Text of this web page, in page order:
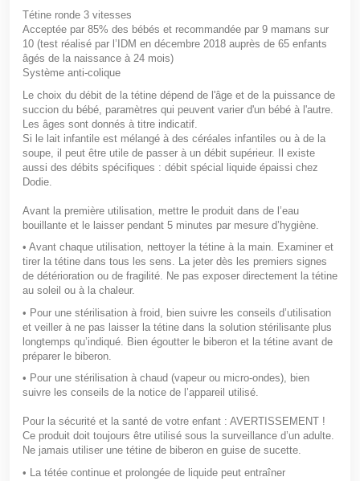
Tétine ronde 3 vitesses
Acceptée par 85% des bébés et recommandée par 9 mamans sur
10 (test réalisé par l’IDM en décembre 2018 auprès de 65 enfants
âgés de la naissance à 24 mois)
Système anti-colique
Le choix du débit de la tétine dépend de l'âge et de la puissance de
succion du bébé, paramètres qui peuvent varier d'un bébé à l'autre.
Les âges sont donnés à titre indicatif.
Si le lait infantile est mélangé à des céréales infantiles ou à de la
soupe, il peut être utile de passer à un débit supérieur. Il existe
aussi des débits spécifiques : débit spécial liquide épaissi chez
Dodie.
Avant la première utilisation, mettre le produit dans de l’eau
bouillante et le laisser pendant 5 minutes par mesure d’hygiène.
• Avant chaque utilisation, nettoyer la tétine à la main. Examiner et
tirer la tétine dans tous les sens. La jeter dès les premiers signes
de détérioration ou de fragilité. Ne pas exposer directement la tétine
au soleil ou à la chaleur.
• Pour une stérilisation à froid, bien suivre les conseils d’utilisation
et veiller à ne pas laisser la tétine dans la solution stérilisante plus
longtemps qu’indiqué. Bien égoutter le biberon et la tétine avant de
préparer le biberon.
• Pour une stérilisation à chaud (vapeur ou micro-ondes), bien
suivre les conseils de la notice de l’appareil utilisé.
Pour la sécurité et la santé de votre enfant : AVERTISSEMENT !
Ce produit doit toujours être utilisé sous la surveillance d’un adulte.
Ne jamais utiliser une tétine de biberon en guise de sucette.
• La tétée continue et prolongée de liquide peut entraîner